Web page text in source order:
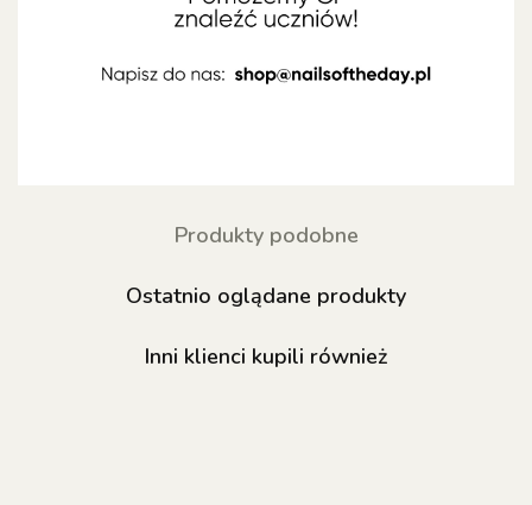
Produkty podobne
Ostatnio oglądane produkty
Inni klienci kupili również